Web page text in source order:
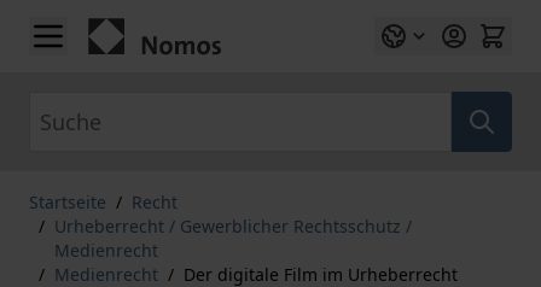
Zum Inhalt springen
Startseite / Recht
/ Urheberrecht / Gewerblicher Rechtsschutz /
Medienrecht
/ Medienrecht / Der digitale Film im Urheberrecht